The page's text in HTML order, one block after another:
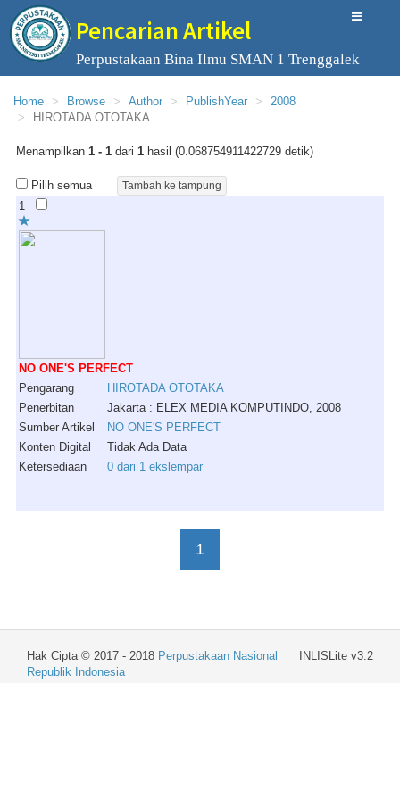
Pencarian Artikel
Perpustakaan Bina Ilmu SMAN 1 Trenggalek
Home Browse Author PublishYear
2008
HIROTADA OTOTAKA
Menampilkan 1 - 1 dari 1 hasil (0.068754911422729 detik)
Pilih semua
1
NO ONE'S PERFECT
Pengarang
HIROTADA OTOTAKA
Penerbitan
Jakarta : ELEX MEDIA KOMPUTINDO, 2008
Sumber Artikel
NO ONE'S PERFECT
Konten Digital
Tidak Ada Data
Ketersediaan
0 dari 1 ekslempar
1
INLISLite v3.2
Hak Cipta © 2017 - 2018 Perpustakaan Nasional
Republik Indonesia